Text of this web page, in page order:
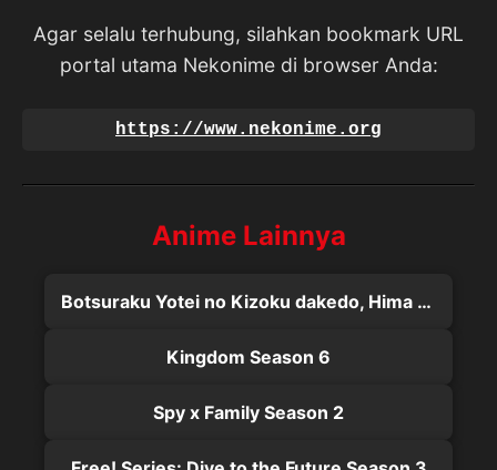
Agar selalu terhubung, silahkan bookmark URL
portal utama Nekonime di browser Anda:
https://www.nekonime.org
Anime Lainnya
Botsuraku Yotei no Kizoku dakedo, Hima Datta kara Mahou wo Kiwametemita
Kingdom Season 6
Spy x Family Season 2